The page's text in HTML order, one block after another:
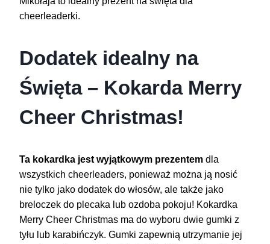
cheerleaderki.
Dodatek idealny na
Święta – Kokarda Merry
Cheer Christmas!
Ta kokardka jest wyjątkowym prezentem dla
wszystkich cheerleaders, ponieważ można ją nosić
nie tylko jako dodatek do włosów, ale także jako
breloczek do plecaka lub ozdoba pokoju! Kokardka
Merry Cheer Christmas ma do wyboru dwie gumki z
tyłu lub karabińczyk. Gumki zapewnią utrzymanie jej